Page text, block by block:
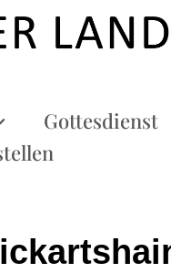
Gottesdienst